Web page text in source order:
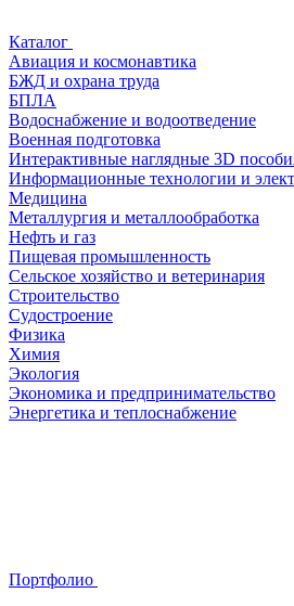
Каталог
Авиация и космонавтика
БЖД и охрана труда
БПЛА
Водоснабжение и водоотведение
Военная подготовка
Интерактивные наглядные 3D
Информационные технологии и
Медицина
Металлургия и металлообработка
Нефть и газ
Пищевая промышленность
Сельское хозяйство и ветеринария
Строительство
Судостроение
Физика
Химия
Экология
Экономика и предпринимательство
Энергетика и теплоснабжение
Портфолио